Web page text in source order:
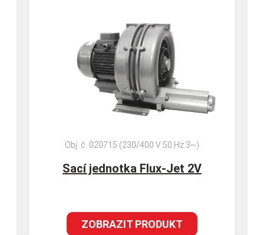
Obj. č. 020715 (230/400 V 50 Hz 3~)
Sací jednotka Flux-Jet 2V
ZOBRAZIT PRODUKT